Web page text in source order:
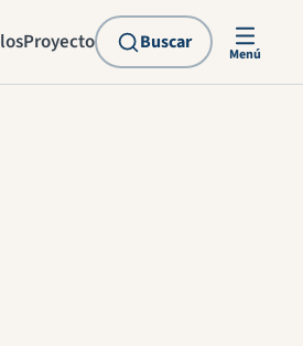
Proyecto Buscar
Menú